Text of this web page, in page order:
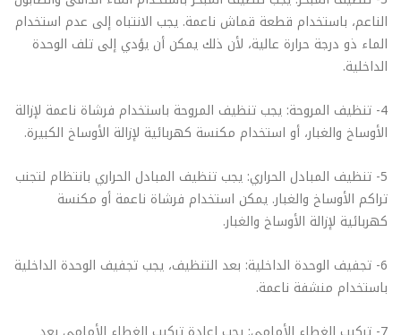
الناعم، باستخدام قطعة قماش ناعمة. يجب الانتباه إلى عدم استخدام
الماء ذو درجة حرارة عالية، لأن ذلك يمكن أن يؤدي إلى تلف الوحدة
الداخلية.
4- تنظيف المروحة: يجب تنظيف المروحة باستخدام فرشاة ناعمة لإزالة
الأوساخ والغبار، أو استخدام مكنسة كهربائية لإزالة الأوساخ الكبيرة.
5- تنظيف المبادل الحراري: يجب تنظيف المبادل الحراري بانتظام لتجنب
تراكم الأوساخ والغبار. يمكن استخدام فرشاة ناعمة أو مكنسة
كهربائية لإزالة الأوساخ والغبار.
6- تجفيف الوحدة الداخلية: بعد التنظيف، يجب تجفيف الوحدة الداخلية
باستخدام منشفة ناعمة.